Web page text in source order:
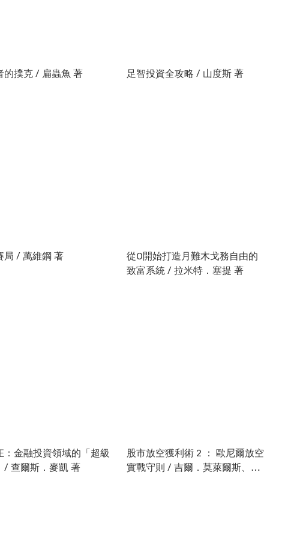
的撲克 / 扁蟲魚 著 足智投資全攻略 / 山度斯 著
局 / 萬維鋼 著
從0開始打造月難木戈務自由的
致富系統 / 拉米特．塞提 著
：金融投資領域的「超級
/ 查爾斯．麥凱 著
股市放空獲利術 2 ： 歐尼爾放空
實戰守則 / 吉爾．莫萊爾斯、克